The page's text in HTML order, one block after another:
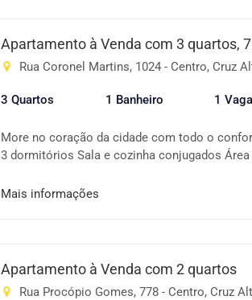
Apartamento à Venda com 3 quartos,
Rua Coronel Martins, 1024 - Centro, Cruz
3 Quartos 1 Banheiro 1 Vaga
More no coração da cidade com todo o
3 dormitórios Sala e cozinha conjugados
e vista privilegiada 📍 Localização central –
Mais informações
Apartamento à Venda com 2 quartos
Rua Procópio Gomes, 778 - Centro, Cruz